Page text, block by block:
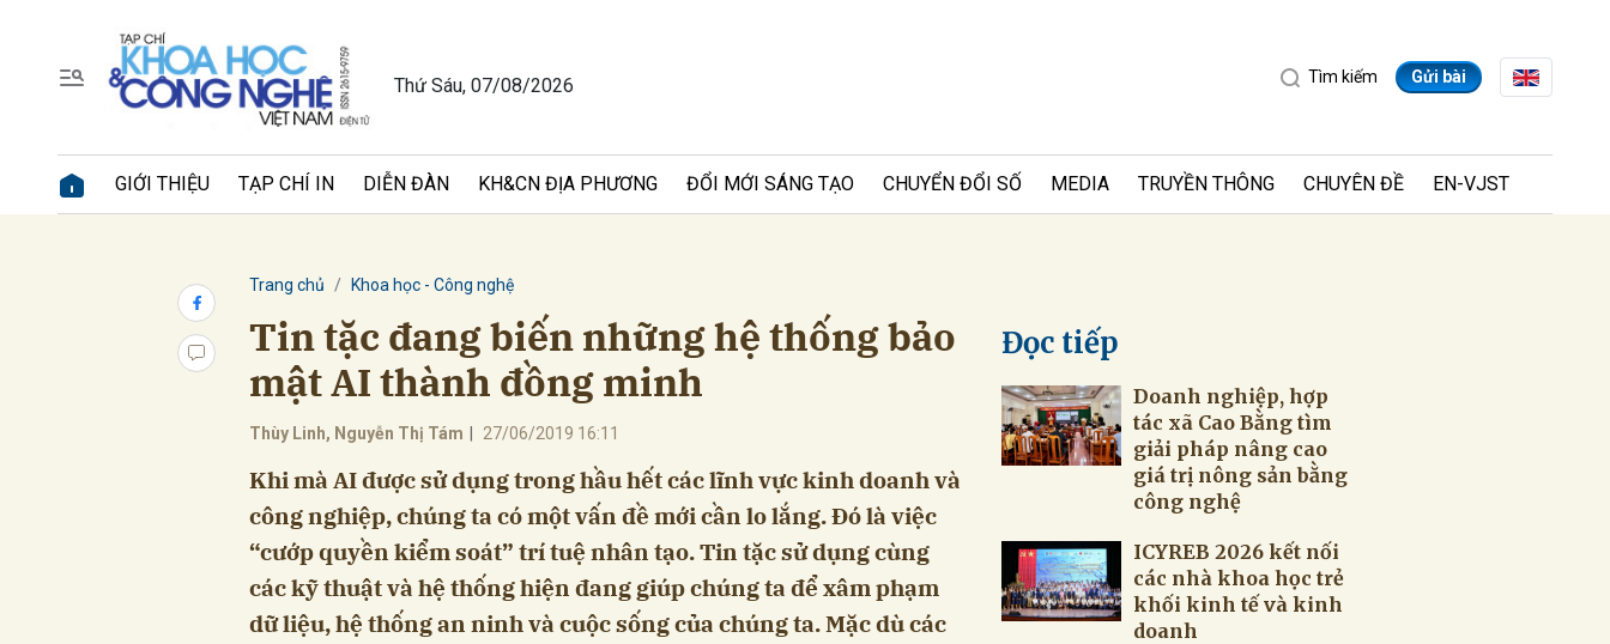
Thứ Sáu, 07/08/2026 Tìm kiếm Gửi bài
GIỚI THIỆU TẠP CHÍ IN DIỄN ĐÀN KH&CN ĐỊA PHƯƠNG ĐỔI MỚI SÁNG TẠO CHUYỂN ĐỔI SỐ MEDIA TRUYỀN THÔNG CHUYÊN ĐỀ EN-VJST
Trang chủ Khoa học - Công nghệ
Tin tặc đang biến những hệ thống bảo
mật AI thành đồng minh
Thùy Linh, Nguyễn Thị Tám 27/06/2019 16:11
Khi mà AI được sử dụng trong hầu hết các lĩnh vực kinh doanh và
công nghiệp, chúng ta có một vấn đề mới cần lo lắng. Đó là việc
“cướp quyền kiểm soát” trí tuệ nhân tạo. Tin tặc sử dụng cùng
các kỹ thuật và hệ thống hiện đang giúp chúng ta để xâm phạm
dữ liệu, hệ thống an ninh và cuộc sống của chúng ta. Mặc dù các
Đọc tiếp
Doanh nghiệp, hợp
tác xã Cao Bằng tìm
giải pháp nâng cao
giá trị nông sản bằng
công nghệ
ICYREB 2026 kết nối
các nhà khoa học trẻ
khối kinh tế và kinh
doanh
Gửi